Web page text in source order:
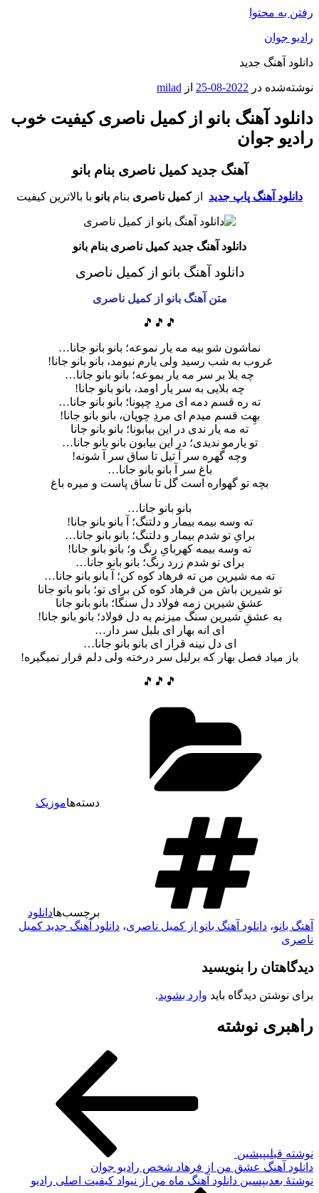
رفتن به محتوا
رادیو جوان
دانلود آهنگ جدید
نوشته‌شده در 2022-08-25 از milad
دانلود آهنگ بانو از کمیل ناصری کیفیت خوب
رادیو جوان
آهنگ جدید کمیل ناصری بنام بانو
دانلود آهنگ پاپ جدید ازکمیل ناصری بنام بانو با بالاترین کیفیت
دانلود آهنگ جدید کمیل ناصری بنام بانو
دانلود آهنگ بانو از کمیل ناصری
متن آهنگ بانو از کمیل ناصری
🎵🎵🎵
نماشون شو بیه مه یار نموعه؛ بانو بانو جانا…
غروب به شب رسید ولی یارم نیومد، بانو بانو جانا!
چه بلا بر سر مه یار بموعه؛ بانو بانو جانا…
چه بلایی به سر یار اومد، بانو بانو جانا!
ته ره قسم دمه ای مردِ چپونا؛ بانو بانو جانا…
بهِت قسم میدم ای مردِ چوپان، بانو بانو جانا!
ته مه یار ندی در این بیابونا؛ بانو بانو جانا
تو یارمو ندیدی؛ در این بیابون بانو بانو جانا…
وچه گهره سر آ تیل تا ساق سر آ شونه!
باغ سر آ بانو بانو جانا…
بچه تو گهواره است گل تا ساق پاست و میره باغ
بانو بانو جانا…
ته وسه بیمه بیمار و دلتنگ؛ آ بانو بانو جانا!
برایِ تو شدم بیمار و دلتنگ؛ بانو بانو جانا…
ته وسه بیمه کهربایِ رنگ و؛ بانو بانو جانا!
برای تو شدم زرد رنگ؛ بانو بانو جانا…
ته مه شیرین من ته فرهاد کوه کن؛ آ بانو بانو جانا…
تو شیرین باش من فرهاد کوه کن برای تو؛ بانو بانو جانا
عشقِ شیرین زمه فولاد دل سنگا؛ بانو بانو جانا
به عشقِ شیرین سنگ میزنم به دل فولاد؛ بانو بانو جانا!
ای انه بهار ای بلبل سر دار…
ای دل نینه قرار ای بانو بانو جانا…
باز میاد فصل بهار که برلیل سر درخته ولی دلم قرار نمیگیره!
🎵🎵🎵
دسته‌هاموزیک
برچسب‌هادانلود
آهنگ بانو، دانلود آهنگ بانو از کمیل ناصری، دانلود آهنگ جدید کمیل
ناصری
دیدگاهتان را بنویسید
برای نوشتن دیدگاه باید وارد بشوید.
راهبری نوشته
نوشته قبلیپیشین
دانلود آهنگ عشق من از فرهاد شخص رادیو جوان
نوشته‌ٔ بعدیپسین دانلود آهنگ ماه من از نیواد کیفیت اصلی رادیو